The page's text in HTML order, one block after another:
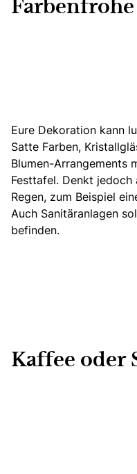
Eure Dekoration kann
Satte Farben,
Blumen-Arrangements
Festtafel. Denkt
Regen, zum Beispiel
Auch Sanitäranlagen
befinden.
Kaffee oder